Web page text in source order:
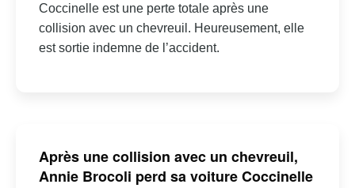
Coccinelle est une perte totale après une
collision avec un chevreuil. Heureusement, elle
est sortie indemne de l’accident.
Après une collision avec un chevreuil,
Annie Brocoli perd sa voiture Coccinelle